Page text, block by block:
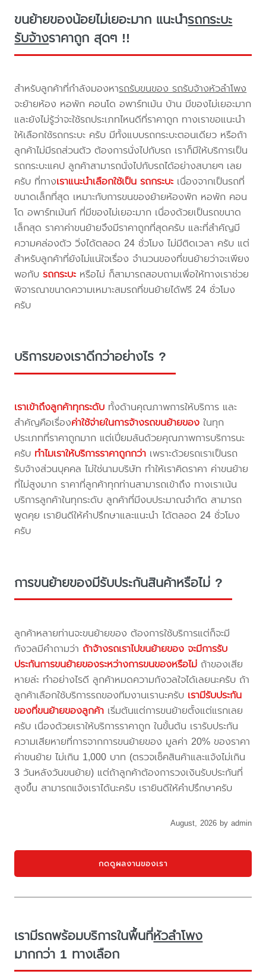
ขนย้ายของน้อยไม่เยอะมาก แนะนำรถกระบะ
รับจ้างราคาถูก สุดๆ !!
สำหรับลูกค้าที่กำลังมองหารถรับขนของ รถรับจ้างหัวลำโพง
จะย้ายห้อง หอพัก คอนโด อพาร์ทเม้น บ้าน มีของไม่เยอะมาก
และยังไม่รู้ว่าจะใช้รถประเภทไหนดีที่ราคาถูก ทางเราขอแนะนำ
ให้เลือกใช้รถกระบะ ครับ มีทั้งแบบรถกระบะตอนเดียว หรือถ้า
ลูกค้าไม่มีรถส่วนตัว ต้องการนั่งไปกับรถ เราก็มีให้บริการเป็น
รถกระบะแคป ลูกค้าสามารถนั่งไปกับรถได้อย่างสบายๆ เลย
ครับ ที่ทางเราแนะนำเลือกใช้เป็น รถกระบะ เนื่องจากเป็นรถที่
ขนาดเล็กที่สุด เหมาะกับการขนของย้ายห้องพัก หอพัก คอน
โด อพาร์ทเม้นท์ ที่มีของไม่เยอะมาก เนื่องด้วยเป็นรถขนาด
เล็กสุด ราคาค่าขนย้ายจึงมีราคาถูกที่สุดครับ และที่สำคัญมี
ความคล่องตัว วิ่งได้ตลอด 24 ชั่วโมง ไม่มีติดเวลา ครับ แต่
สำหรับลูกค้าที่ยังไม่แน่ใจเรื่อง จำนวนของที่ขนย้ายว่าจะเพียง
พอกับรถกระบะ หรือไม่ ก็สามารถสอบถามเพื่อให้ทางเราช่วย
พิจารณาขนาดความเหมาะสมรถที่ขนย้ายได้ฟรี 24 ชั่วโมง
ครับ
บริการของเราดีกว่าอย่างไร ?
เราเข้าถึงลูกค้าทุกระดับ ทั้งด้านคุณภาพการให้บริการ และ
สำคัญคือเรื่องค่าใช้จ่ายในการจ้างรถขนย้ายของ ในทุก
ประเภทที่ราคาถูกมาก แต่เปี่ยมล้นด้วยคุณภาพการบริการนะ
ครับ ทำไมเราให้บริการราคาถูกกว่า เพราะด้วยรถเราเป็นรถ
รับจ้างส่วนบุคคล ไม่ใช่นามบริษัท ทำให้เราคิดราคา ค่าขนย้าย
ที่ไม่สูงมาก ราคาที่ลูกค้าทุกท่านสามารถเข้าถึง ทางเราเน้น
บริการลูกค้าในทุกระดับ ลูกค้าที่มีงบประมาณจำกัด สามารถ
พูดคุย เรายินดีให้คำปรึกษาและแนะนำ ได้ตลอด 24 ชั่วโมง
ครับ
การขนย้ายของมีรับประกันสินค้าหรือไม่ ?
ลูกค้าหลายท่านจะขนย้ายของ ต้องการใช้บริการแต่ก็จะมี
กังวลมีคำถามว่า ถ้าจ้างรถเราไปขนย้ายของ จะมีการรับ
ประกันการขนย้ายของระหว่างการขนของหรือไม่ ถ้าของเสีย
หายล่ะ ทำอย่างไรดี ลูกค้าหมดความกังวลใจได้เลยนะครับ ถ้า
ลูกค้าเลือกใช้บริการรถของทีมงานเรานะครับ เรามีรับประกัน
ของที่ขนย้ายของลูกค้า เริ่มต้นแต่การขนย้ายตั้งแต่แรกเลย
ครับ เนื่องด้วยเราให้บริการราคาถูก ในขั้นต้น เรารับประกัน
ความเสียหายที่การจากการขนย้ายของ มูลค่า 20% ของราคา
ค่าขนย้าย ไม่เกิน 1,000 บาท (ตรวจเช็คสินค้าและแจ้งไม่เกิน
3 วันหลังวันขนย้าย) แต่ถ้าลูกค้าต้องการวงเงินรับประกันที่
สูงขึ้น สามารถแจ้งเราได้นะครับ เรายินดีให้คำปรึกษาครับ
August, 2026 by admin
กดดูผลงานของเรา
เรามีรถพร้อมบริการในพื้นที่หัวลำโพง
มากกว่า 1 ทางเลือก